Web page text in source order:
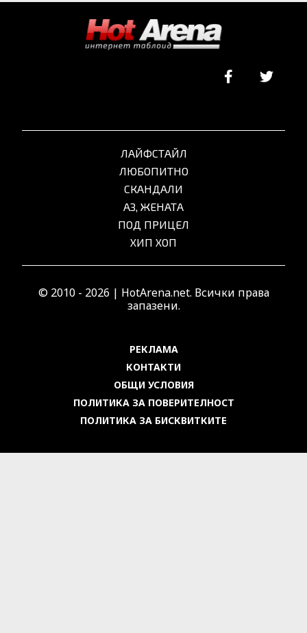
ЛАЙФСТАЙЛ
ЛЮБОПИТНО
СКАНДАЛИ
АЗ, ЖЕНАТА
ПОД ПРИЦЕЛ
ХИП ХОП
© 2010 - 2026 | HotArena.net. Всички права
запазени.
РЕКЛАМА
КОНТАКТИ
ОБЩИ УСЛОВИЯ
ПОЛИТИКА ЗА ПОВЕРИТЕЛНОСТ
ПОЛИТИКА ЗА БИСКВИТКИТЕ